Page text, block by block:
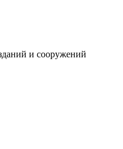
и сооружений